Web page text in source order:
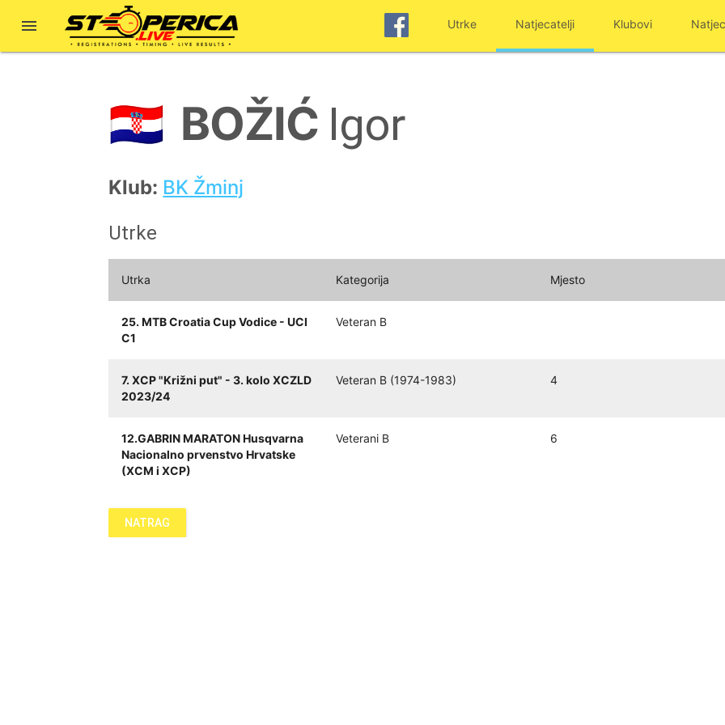
 Utrke Natjecatelji Klubovi
🇭🇷 BOŽIĆ Igor
Klub: BK Žminj
Utrke
Utrka Kategorija Mjesto
25. MTB Croatia Cup Vodice - UCI
C1
Veteran B
7. XCP "Križni put" - 3. kolo XCZLD
2023/24
Veteran B (1974-1983) 4
12.GABRIN MARATON Husqvarna
Nacionalno prvenstvo Hrvatske
(XCM i XCP)
Veterani B 6
NATRAG